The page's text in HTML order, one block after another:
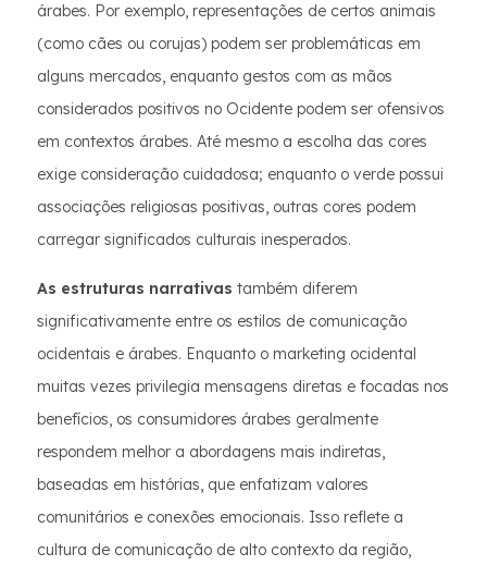
árabes. Por exemplo, representações de certos animais
(como cães ou corujas) podem ser problemáticas em
alguns mercados, enquanto gestos com as mãos
considerados positivos no Ocidente podem ser ofensivos
em contextos árabes. Até mesmo a escolha das cores
exige consideração cuidadosa; enquanto o verde possui
associações religiosas positivas, outras cores podem
carregar significados culturais inesperados.
As estruturas narrativas também diferem
significativamente entre os estilos de comunicação
ocidentais e árabes. Enquanto o marketing ocidental
muitas vezes privilegia mensagens diretas e focadas nos
benefícios, os consumidores árabes geralmente
respondem melhor a abordagens mais indiretas,
baseadas em histórias, que enfatizam valores
comunitários e conexões emocionais. Isso reflete a
cultura de comunicação de alto contexto da região,